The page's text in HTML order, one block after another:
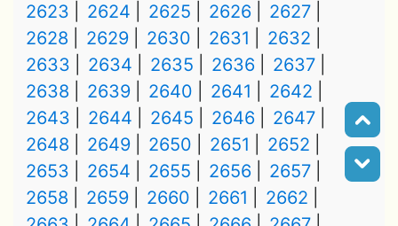
2623
2624 2625 2626
2627
2628
2629 2630 2631
2632
2633
2634 2635 2636
2637
2638
2639 2640 2641
2642
2643
2644 2645 2646
2647
2648
2649 2650 2651
2652
2653
2654 2655 2656
2657
2658
2659 2660 2661
2662